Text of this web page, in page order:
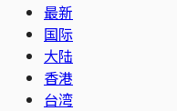
最新
国际
大陆
香港
台湾